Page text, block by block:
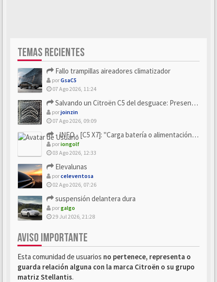
TEMAS RECIENTES
Fallo trampillas aireadores climatizador
porGsaC5
07 Ago 2026, 11:24
Salvando un Citroën C5 del desguace: Presentación y seguimiento
porjoinzin
07 Ago 2026, 09:09
- INFO - [C5 X7]: "Carga batería o alimentación eléctri...
poriongolf
03 Ago 2026, 12:33
Elevalunas
porceleventosa
02 Ago 2026, 07:26
suspensión delantera dura
porgalgo
29 Jul 2026, 21:28
AVISO IMPORTANTE
Esta comunidad de usuarios no pertenece, representa o
guarda relación alguna con la marca Citroën o su grupo
matriz Stellantis.